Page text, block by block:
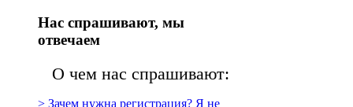
Нас спрашивают, мы
отвечаем
О чем нас спрашивают:
> Зачем нужна регистрация? Я не